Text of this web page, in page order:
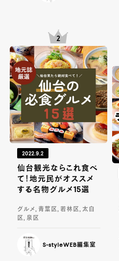
2022.9.2
仙台観光ならこれ食べ
て！地元民がオススメ
する名物グルメ15選
グルメ, 青葉区, 若林区, 太白
区, 泉区
S-styleWEB編集室